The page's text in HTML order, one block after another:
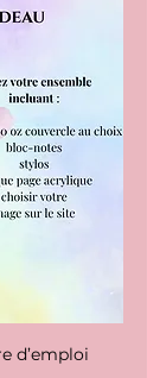
d’emploi